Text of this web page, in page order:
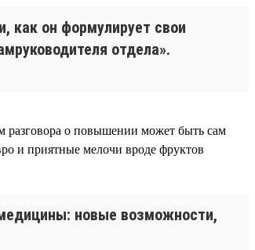
как он формулирует свои
отдела».
разговора о повышении может быть сам
и приятные мелочи вроде фруктов
новые возможности,